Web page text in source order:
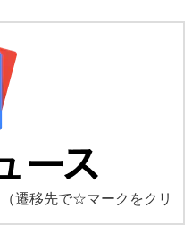
（遷移先で☆マークをクリ